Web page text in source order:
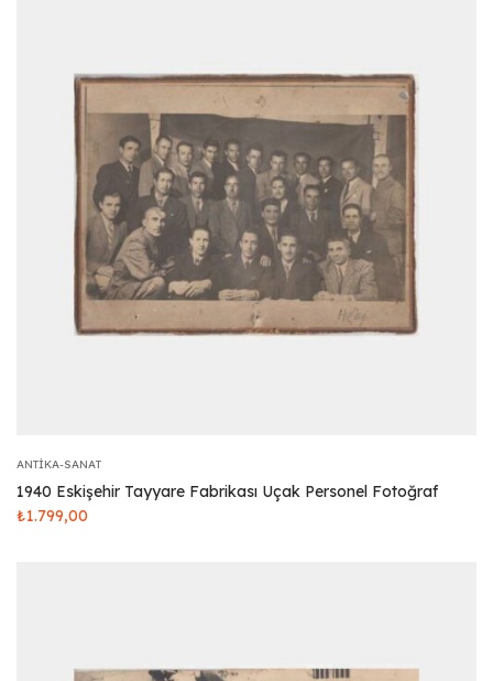
ANTIKA-SANAT
1940 Eskişehir Tayyare Fabrikası Uçak Personel Fotoğraf
₺1.799,00